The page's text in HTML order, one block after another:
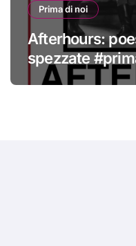
Prima di noi
Afterhours:
spezzate